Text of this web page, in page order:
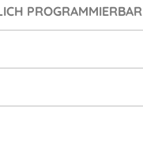
PROGRAMMIERBAR